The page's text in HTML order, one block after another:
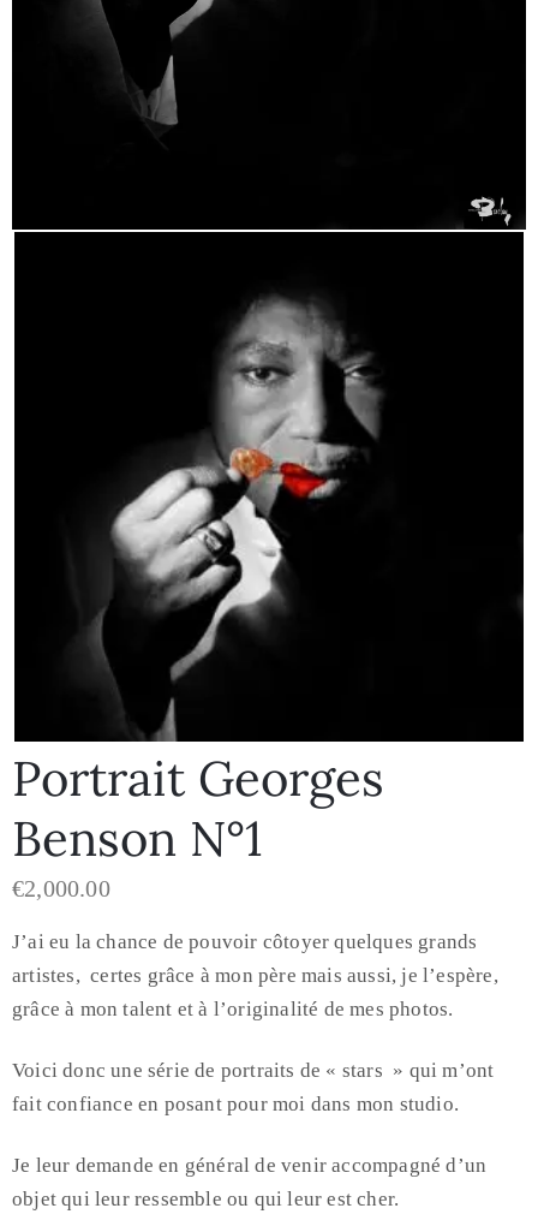
Portrait Georges
Benson N°1
€2,000.00
J’ai eu la chance de pouvoir côtoyer quelques grands
artistes, certes grâce à mon père mais aussi, je l’espère,
grâce à mon talent et à l’originalité de mes photos.
Voici donc une série de portraits de « stars » qui m’ont
fait confiance en posant pour moi dans mon studio.
Je leur demande en général de venir accompagné d’un
objet qui leur ressemble ou qui leur est cher.